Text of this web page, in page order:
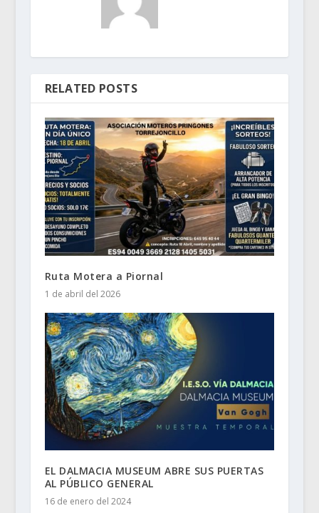
RELATED POSTS
Ruta Motera a Piornal
1 de abril del 2026
EL DALMACIA MUSEUM ABRE SUS PUERTAS
AL PÚBLICO GENERAL
16 de enero del 2024